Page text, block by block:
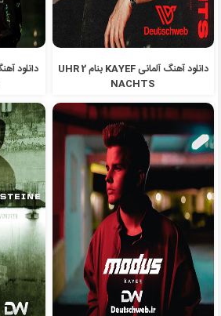
دانلود آهنگ آلمانی KAYEF بنام 2 UHR
NACHTS